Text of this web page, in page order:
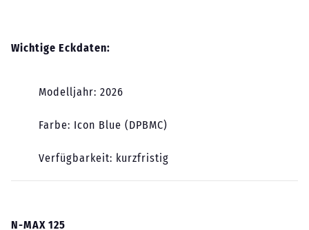
Wichtige Eckdaten:
Modelljahr: 2026
Farbe: Icon Blue (DPBMC)
Verfügbarkeit: kurzfristig
N-MAX 125